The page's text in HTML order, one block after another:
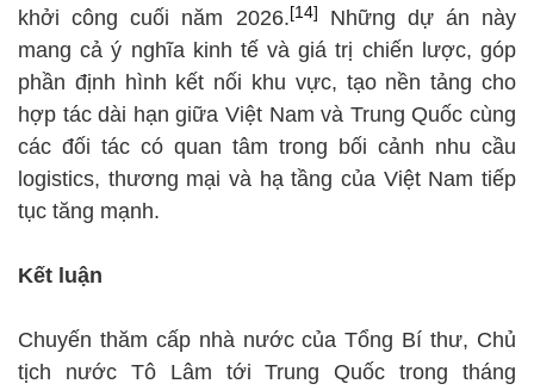
khởi công cuối năm 2026.[14]
Những dự án này
mang cả ý nghĩa kinh tế và giá trị chiến lược, góp
phần định hình kết nối khu vực, tạo nền tảng cho
hợp tác dài hạn giữa Việt Nam và Trung Quốc cùng
các đối tác có quan tâm trong bối cảnh nhu cầu
logistics, thương mại và hạ tầng của Việt Nam tiếp
tục tăng mạnh.
Kết luận
Chuyến thăm cấp nhà nước của Tổng Bí thư, Chủ
tịch nước Tô Lâm tới Trung Quốc trong tháng